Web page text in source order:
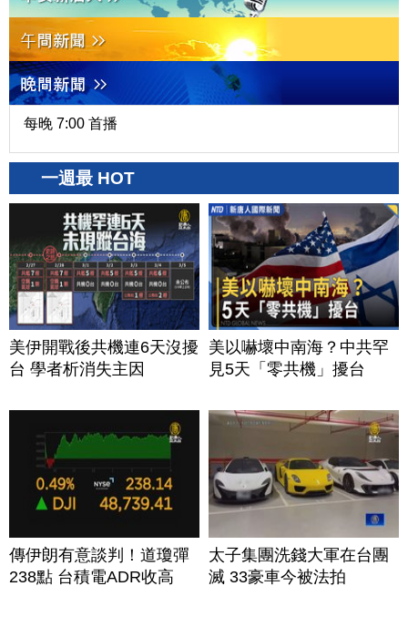
每晚 7:00 首播
一週最 HOT
美伊開戰後共機連6天沒擾
台 學者析消失主因
美以嚇壞中南海？中共罕
見5天「零共機」擾台
傳伊朗有意談判！道瓊彈
238點 台積電ADR收高
太子集團洗錢大軍在台團
滅 33豪車今被法拍